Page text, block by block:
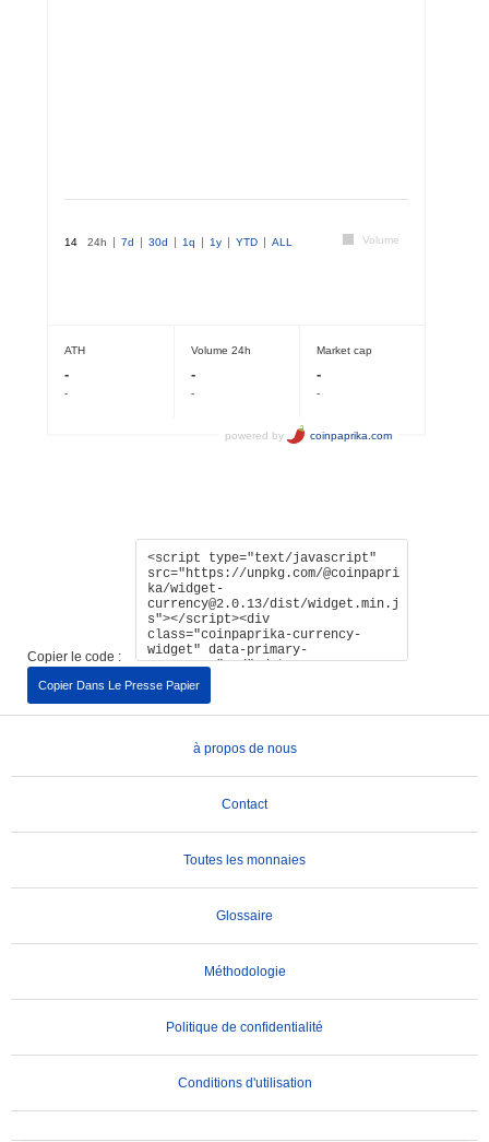
Copier le code :
Copier Dans Le Presse Papier
à propos de nous
Contact
Toutes les monnaies
Glossaire
Méthodologie
Politique de confidentialité
Conditions d'utilisation